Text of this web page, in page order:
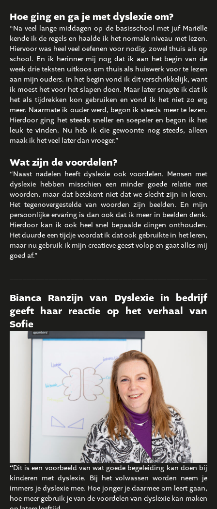
Hoe ging en ga je met dyslexie om?
“Na veel lange middagen op de basisschool met juf Mariëlle
kende ik de regels en haalde ik het normale niveau met lezen.
Hiervoor was heel veel oefenen voor nodig, zowel thuis als op
school. En ik herinner mij nog dat ik aan het begin van de
week drie teksten uitkoos om thuis als huiswerk voor te lezen
aan mijn ouders. In het begin vond ik dit verschrikkelijk, want
ik moest het voor het slapen doen. Maar later snapte ik dat ik
het als tijdrekken kon gebruiken en vond ik het niet zo erg
meer. Naarmate ik ouder werd, begon ik steeds meer te lezen.
Hierdoor ging het steeds sneller en soepeler en begon ik het
leuk te vinden. Nu heb ik die gewoonte nog steeds, alleen
maak ik het veel later dan vroeger.”
Wat zijn de voordelen?
“Naast nadelen heeft dyslexie ook voordelen. Mensen met
dyslexie hebben misschien een minder goede relatie met
woorden, maar dat betekent niet dat we slecht zijn in leren.
Het tegenovergestelde van woorden zijn beelden. En mijn
persoonlijke ervaring is dan ook dat ik meer in beelden denk.
Hierdoor kan ik ook heel snel bepaalde dingen onthouden.
Het duurde een tijdje voordat ik dat ook gebruikte in het leren,
maar nu gebruik ik mijn creatieve geest volop en gaat alles mij
goed af.”
Bianca Ranzijn van Dyslexie in bedrijf
geeft haar reactie op het verhaal van
Sofie
“Dit is een voorbeeld van wat goede begeleiding kan doen bij
kinderen met dyslexie. Bij het volwassen worden neem je
immers je dyslexie mee. Hoe jonger je daarmee om leert gaan,
hoe meer gebruik je van de voordelen van dyslexie kan maken